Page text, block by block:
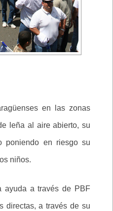
en las zonas
leña al aire abierto, su
poniendo en riesgo su
niños.
ayuda a través de PBF
directas, a través de su